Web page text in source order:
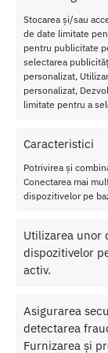
Stocarea și/sau
de date limitate
pentru publicitate
selectarea
personalizat,
personalizat,
limitate pentru a
Caracteristici
Potrivirea și
Conectarea mai
dispozitivelor pe
Utilizarea unor
dispozitivelor
activ.
Asigurarea
detectarea
Furnizarea și
Baile
Lungim
e Cupa:
11 cm
Diamet
13 cm
Culoar
e:Transparent
Material:ABS
Nu lasati produsul
Pentru o utilizare
calda si sapun.
Pentru o